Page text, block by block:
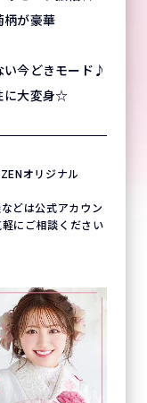
柄が豪華
い今どきモード♪
に大変身☆
オリジナル
どは公式アカウン
にご相談ください